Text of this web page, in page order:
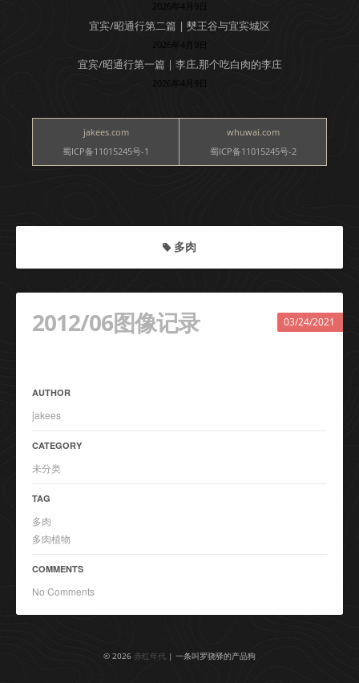
2026年4月9日
宜宾/昭通行第二篇 | 僰王谷与宜宾城区
2026年4月9日
宜宾/昭通行第一篇 | 李庄,那个吃白肉的李庄
2026年4月9日
jakees.com
蜀ICP备11015245号-1
whuwai.com
蜀ICP备11015245号-2
多肉
2012/06图像记录 03/24/2021
AUTHOR
jakees
CATEGORY
未分类
TAG
多肉
多肉植物
COMMENTS
No Comments
© 2026 赤红年代 | 一条叫罗骁驿的产品狗